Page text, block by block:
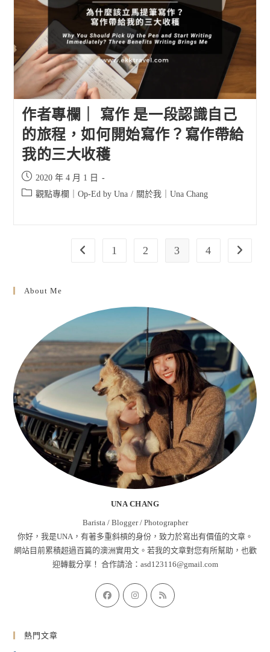
作者專欄｜ 寫作 是一段認識自己
的旅程，如何開始寫作？寫作帶給
我的三大收穫
Post
published:
2020 年 4 月 1 日
Post 觀點專欄｜Op-Ed by Una / 關於我｜Una Chang
Go to the previous page
1 2 3 4 Go to
About Me
UNA CHANG
Barista / Blogger / Photographer
你好，我是UNA，有著多重斜槓的身份，致力於寫出有價值的文章。
網站目前累積超過百篇的澳洲實用文。若我的文章對您有所幫助，也歡
迎轉載分享！ 合作請洽： asd123116@gmail.com
Opens
in
Opens
in
熱門文章